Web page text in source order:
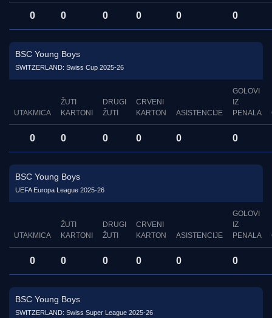
0 0 0 0 0 0
BSC Young Boys
SWITZERLAND: Swiss Cup 2025-26
UTAKMICA
ŽUTI
KARTONI
DRUGI
ŽUTI
CRVENI
KARTON
ASISTENCIJE
GOLOVI
IZ
PENALA
0 0 0 0 0 0
BSC Young Boys
UEFA Europa League 2025-26
UTAKMICA
ŽUTI
KARTONI
DRUGI
ŽUTI
CRVENI
KARTON
ASISTENCIJE
GOLOVI
IZ
PENALA
0 0 0 0 0 0
BSC Young Boys
SWITZERLAND: Swiss Super League 2025-26